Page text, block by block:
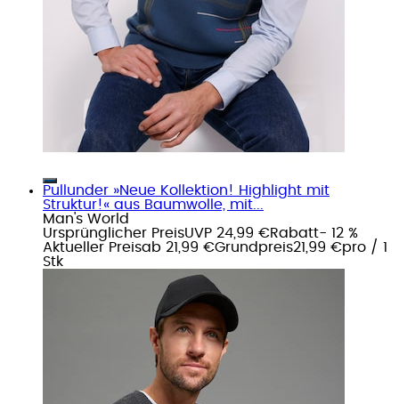
Pullunder »Neue Kollektion! Highlight mit
Struktur!« aus Baumwolle, mit...
Man's World
Ursprünglicher PreisUVP 24,99 €Rabatt- 12 %
Aktueller Preisab 21,99 €Grundpreis21,99 €pro / 1
Stk